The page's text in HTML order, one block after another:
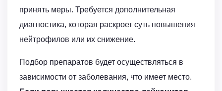
принять меры. Требуется дополнительная
диагностика, которая раскроет суть повышения
нейтрофилов или их снижение.
Подбор препаратов будет осуществляться в
зависимости от заболевания, что имеет место.